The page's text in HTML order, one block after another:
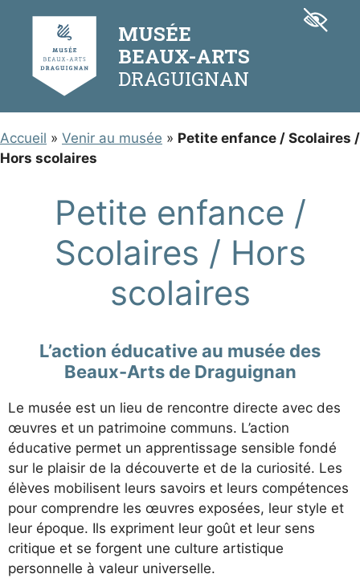
MUSÉE
BEAUX-ARTS
Accueil » Venir au musée » Petite enfance / Scolaires /
Hors scolaires
Petite enfance /
Scolaires / Hors
scolaires
L’action éducative au musée des
Beaux-Arts de Draguignan
Le musée est un lieu de rencontre directe avec des
œuvres et un patrimoine communs. L’action
éducative permet un apprentissage sensible fondé
sur le plaisir de la découverte et de la curiosité. Les
élèves mobilisent leurs savoirs et leurs compétences
pour comprendre les œuvres exposées, leur style et
leur époque. Ils expriment leur goût et leur sens
critique et se forgent une culture artistique
personnelle à valeur universelle.